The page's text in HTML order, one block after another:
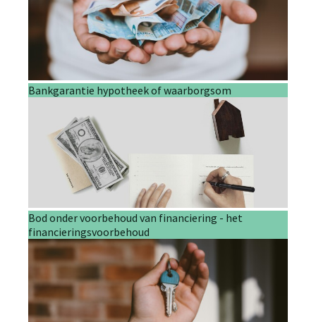
Bankgarantie hypotheek of waarborgsom
Bod onder voorbehoud van financiering - het
financieringsvoorbehoud